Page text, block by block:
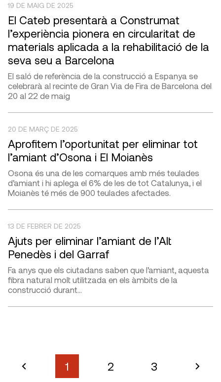
19 DE MAIG DE 2025
El Cateb presentarà a Construmat
l’experiència pionera en circularitat de
materials aplicada a la rehabilitació de la
seva seu a Barcelona
El saló de referència de la construcció a Espanya se
celebrarà al recinte de Gran Via de Fira de Barcelona del
20 al 22 de maig
20 DE MARÇ DE 2025
Aprofitem l’oportunitat per eliminar tot
l’amiant d’Osona i El Moianès
Osona és una de les comarques amb més teulades
d’amiant i hi aplega el 6% de les de tot Catalunya, i el
Moianès té més de 900 teulades afectades.
13 DE FEBRER DE 2025
Ajuts per eliminar l’amiant de l’Alt
Penedès i del Garraf
Fa anys que els ciutadans saben que l’amiant, aquesta
fibra natural molt utilitzada en els àmbits de la
construcció durant…
1 2 3